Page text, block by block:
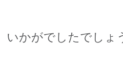
いかがでしたでしょ